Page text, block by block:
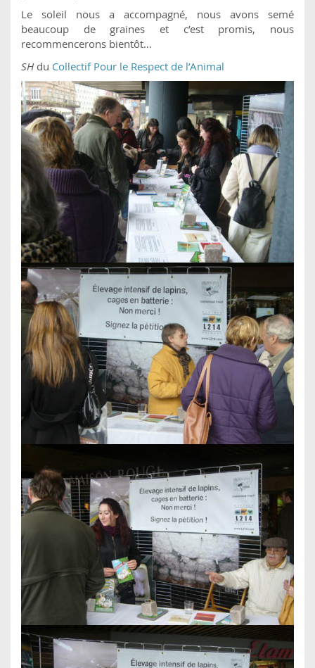
Le soleil nous a accompagné, nous avons semé
beaucoup de graines et c’est promis, nous
recommencerons bientôt…
SH du Collectif Pour le Respect de l’Animal